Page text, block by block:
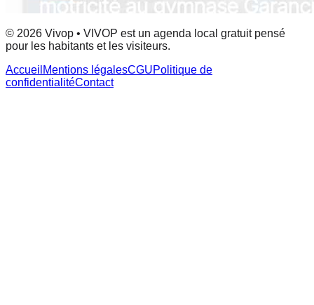
© 2026 Vivop • VIVOP est un agenda local gratuit pensé
pour les habitants et les visiteurs.
Accueil Mentions légalesCGUPolitique de
confidentialitéContact